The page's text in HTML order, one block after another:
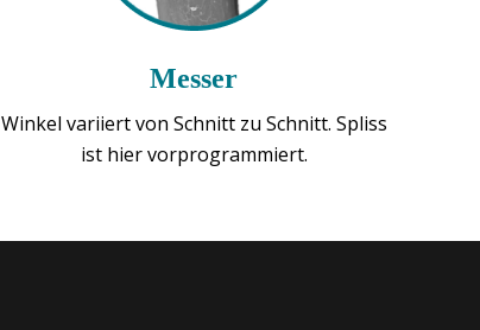
Messer
Winkel variiert von Schnitt zu Schnitt. Spliss
ist hier vorprogrammiert.